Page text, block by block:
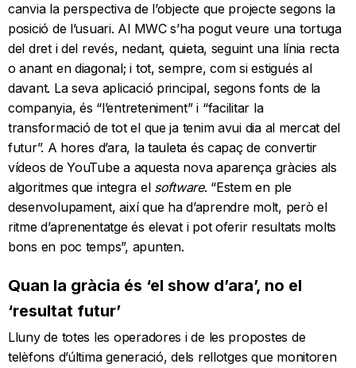
canvia la perspectiva de l’objecte que projecte segons la
posició de l’usuari. Al MWC s’ha pogut veure una tortuga
del dret i del revés, nedant, quieta, seguint una línia recta
o anant en diagonal; i tot, sempre, com si estigués al
davant. La seva aplicació principal, segons fonts de la
companyia, és “l’entreteniment” i “facilitar la
transformació de tot el que ja tenim avui dia al mercat del
futur”. A hores d’ara, la tauleta és capaç de convertir
vídeos de YouTube a aquesta nova aparença gràcies als
algoritmes que integra el software. “Estem en ple
desenvolupament, així que ha d’aprendre molt, però el
ritme d’aprenentatge és elevat i pot oferir resultats molts
bons en poc temps”, apunten.
Quan la gràcia és ‘el show d’ara’, no el
‘resultat futur’
Lluny de totes les operadores i de les propostes de
telèfons d’última generació, dels rellotges que monitoren